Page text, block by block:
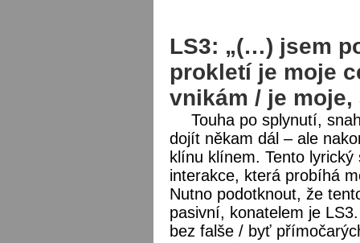
LS3: „(…) jsem
prokletí je moje
vnikám / je
Touha po splynutí,
dojít někam dál – ale
klínu klínem. Tento
interakce, která probíhá
Nutno podotknout, že
pasivní, konatelem je
bez falše / byť